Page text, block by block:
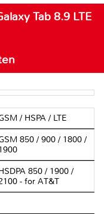
Tab 8.9 LTE
/ HSPA / LTE
850 / 900 / 1800 /
850 / 1900 /
- for AT&T